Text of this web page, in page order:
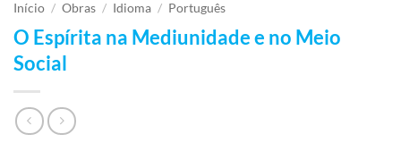
Início / Obras / Idioma / Português
O Espírita na Mediunidade e no Meio
Social